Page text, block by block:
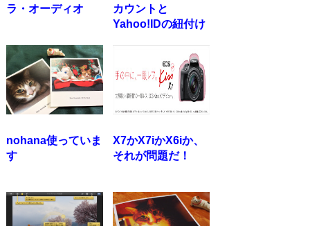
ラ・オーディオ
カウントと
Yahoo!IDの紐付け
nohana使っていま
す
X7かX7iかX6iか、
それが問題だ！